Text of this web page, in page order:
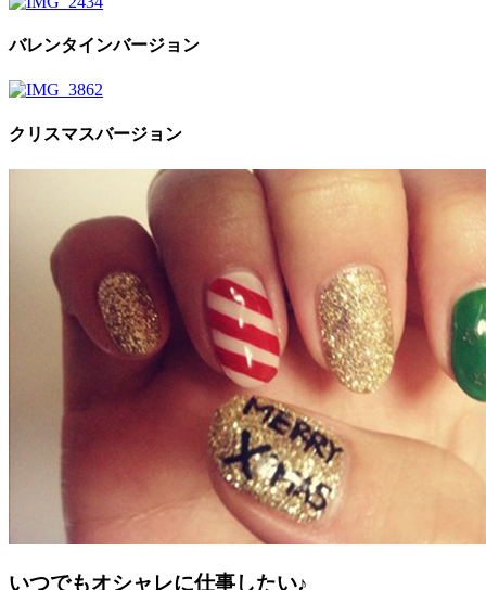
バレンタインバージョン
クリスマスバージョン
いつでもオシャレに仕事したい♪